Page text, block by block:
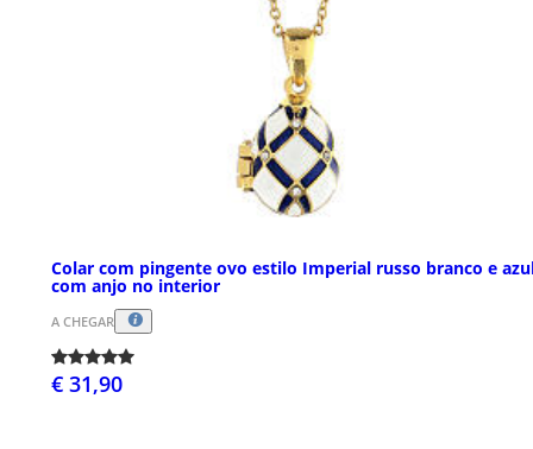
Colar com pingente ovo estilo Imperial russo branco e
com anjo no interior
A CHEGAR
€ 31,90